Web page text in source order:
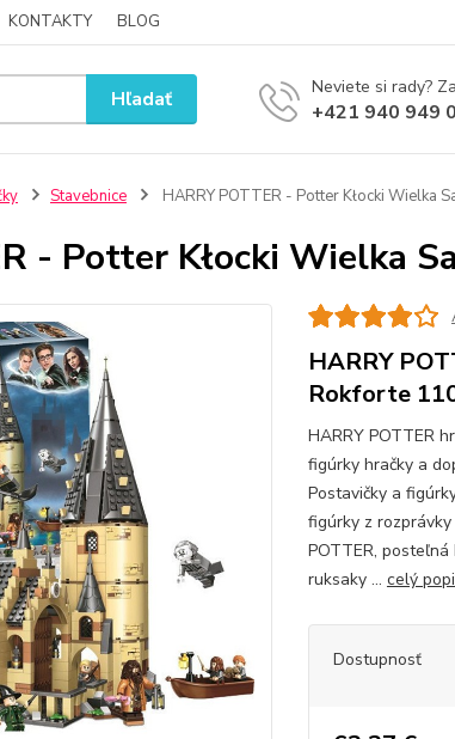
KONTAKTY BLOG
Hľadať Neviete si rady?
+421 940 949
Stavebnice HARRY POTTER - Potter Kłocki Wielka
- Potter Kłocki Wielka
HARRY
Rokforte
HARRY POTTER
figúrky hračky a
Postavičky a
figúrky z rozprávky
POTTER,
ruksaky ... celý
Dostupnosť